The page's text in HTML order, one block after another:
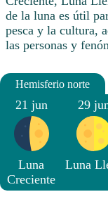
de la luna es útil
pesca y la cultura,
las personas y
21 jun
Luna
Creciente
29
Luna